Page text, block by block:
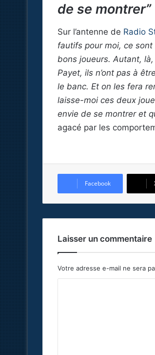
de se montrer”
Sur l’antenne de Radio
fautifs pour moi, ce sont
bons joueurs. Autant,
Payet, ils n’ont pas à
le banc. Et on les fera
laisse-moi ces deux
envie de se montrer et
agacé par les
Facebook
Laisser un commentaire
Votre adresse e-mail ne sera